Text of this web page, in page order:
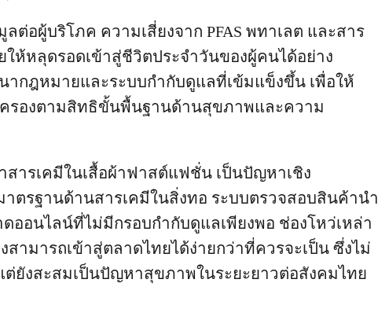
ต่อผู้บริโภค ความเสี่ยงจาก PFAS พทาเลต และสาร
ให้หลุดรอดเข้าสู่ชีวิตประจำวันของผู้คนได้อย่าง
ากฎหมายและระบบกำกับดูแลที่เข้มแข็งขึ้น เพื่อให้
รองตามสิทธิขั้นพื้นฐานด้านสุขภาพและความ
ารเคมีในเสื้อผ้าฟาสต์แฟชั่น เป็นปัญหาเชิง
าตรฐานด้านสารเคมีในสิ่งทอ ระบบตรวจสอบสินค้านำ
ออนไลน์ที่ไม่มีกรอบกำกับดูแลเพียงพอ ช่องโหว่เหล่า
สามารถเข้าสู่ตลาดไทยได้ง่ายกว่าที่ควรจะเป็น ซึ่งไม่
ต่ยังสะสมเป็นปัญหาสุขภาพในระยะยาวต่อสังคมไทย